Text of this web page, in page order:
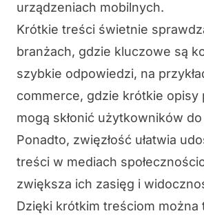
urządzeniach mobilnych.
Krótkie treści świetnie
branżach, gdzie kluczowe są
szybkie odpowiedzi, na
commerce, gdzie krótkie opisy
mogą skłonić użytkowników
Ponadto, zwięzłość ułatwia
treści w mediach
zwiększa ich zasięg i
Dzięki krótkim treściom można